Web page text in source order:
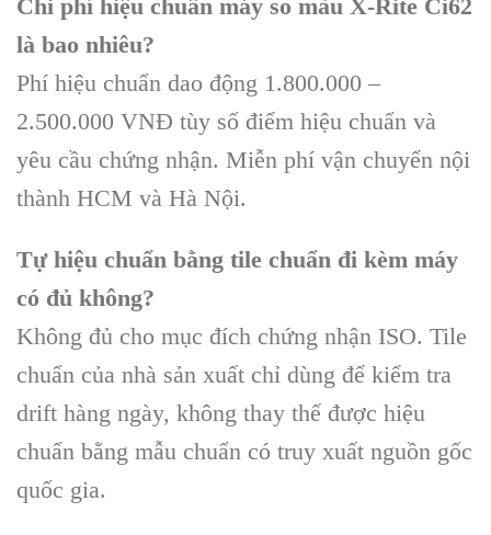
Chi phí hiệu chuẩn máy so màu X-Rite Ci62
là bao nhiêu?
Phí hiệu chuẩn dao động 1.800.000 –
2.500.000 VNĐ tùy số điểm hiệu chuẩn và
yêu cầu chứng nhận. Miễn phí vận chuyển nội
thành HCM và Hà Nội.
Tự hiệu chuẩn bằng tile chuẩn đi kèm máy
có đủ không?
Không đủ cho mục đích chứng nhận ISO. Tile
chuẩn của nhà sản xuất chỉ dùng để kiểm tra
drift hàng ngày, không thay thế được hiệu
chuẩn bằng mẫu chuẩn có truy xuất nguồn gốc
quốc gia.